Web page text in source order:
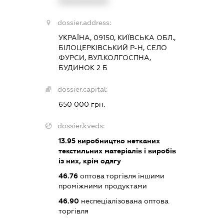
dossier.address:
УКРАЇНА, 09150, КИЇВСЬКА ОБЛ.,
БІЛОЦЕРКІВСЬКИЙ Р-Н, СЕЛО
ФУРСИ, ВУЛ.КОЛГОСПНА,
БУДИНОК 2 Б
dossier.capital:
650 000 грн.
dossier.kveds:
13.95 виробництво нетканих
текстильних матеріалів і виробів
із них, крім одягу
46.76 оптова торгівля іншими
проміжними продуктами
46.90 неспеціалізована оптова
торгівля